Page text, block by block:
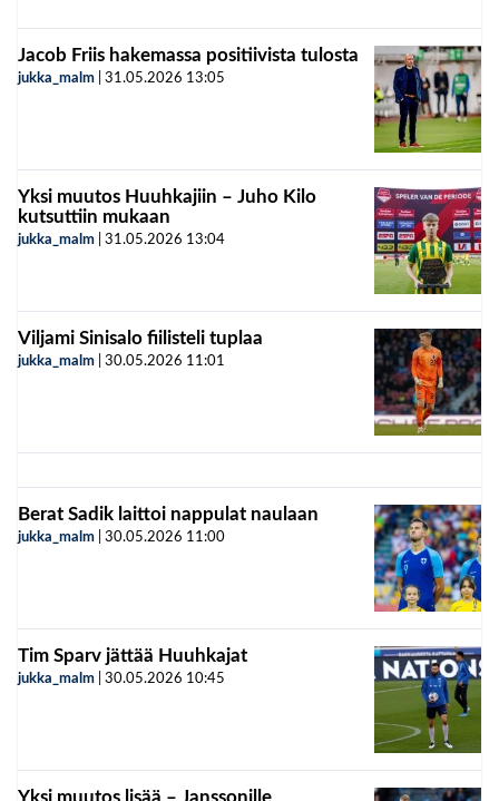
Jacob Friis hakemassa positiivista tulosta
jukka_malm 31.05.2026 13:05
Yksi muutos Huuhkajiin – Juho Kilo
kutsuttiin mukaan
jukka_malm 31.05.2026 13:04
Viljami Sinisalo fiilisteli tuplaa
jukka_malm 30.05.2026 11:01
Berat Sadik laittoi nappulat naulaan
jukka_malm 30.05.2026 11:00
Tim Sparv jättää Huuhkajat
jukka_malm 30.05.2026 10:45
Yksi muutos lisää – Janssonille